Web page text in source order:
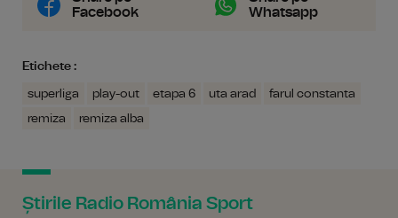
Facebook
Whatsapp
Etichete :
superliga play-out etapa 6 uta arad
farul constanta
remiza
remiza alba
Știrile Radio România Sport